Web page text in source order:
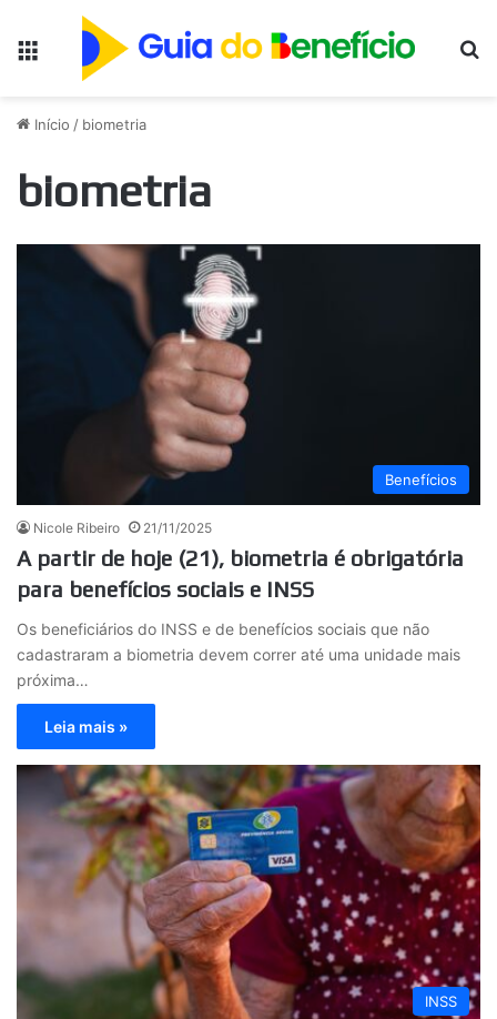
Início / biometria
biometria
Benefícios
Nicole Ribeiro 21/11/2025
A partir de hoje (21), biometria é obrigatória
para benefícios sociais e INSS
Os beneficiários do INSS e de benefícios sociais que não
cadastraram a biometria devem correr até uma unidade mais
próxima…
Leia mais »
INSS